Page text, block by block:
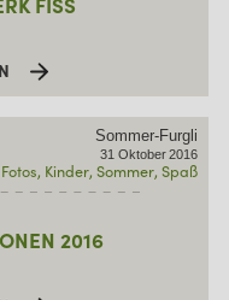
FISS
Sommer-Furgli
31 Oktober 2016
Fotos Kinder Sommer Spaß
2016